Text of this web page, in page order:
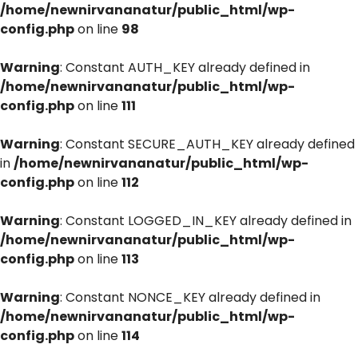
/home/newnirvananatur/public_html/wp-
config.phpon line 98
Warning: Constant AUTH_KEY already defined in
/home/newnirvananatur/public_html/wp-
config.phpon line111
Warning: Constant SECURE_AUTH_KEY already defined
in/home/newnirvananatur/public_html/wp-
config.phpon line112
Warning: Constant LOGGED_IN_KEY already defined in
/home/newnirvananatur/public_html/wp-
config.phpon line113
Warning: Constant NONCE_KEY already defined in
/home/newnirvananatur/public_html/wp-
config.phpon line114